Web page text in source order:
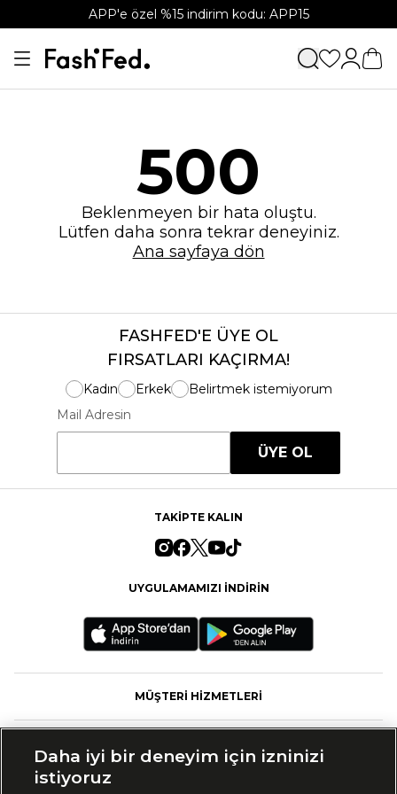
APP'e özel %15 indirim kodu: APP15
500
Beklenmeyen bir hata oluştu.
Lütfen daha sonra tekrar deneyiniz.
Ana sayfaya dön
FASHFED'E ÜYE OL
FIRSATLARI KAÇIRMA!
Kadın Erkek
Belirtmek istemiyorum
Mail Adresin
ÜYE OL
TAKİPTE KALIN
UYGULAMAMIZI İNDİRİN
MÜŞTERİ HİZMETLERİ
Daha iyi bir deneyim için izninizi
istiyoruz